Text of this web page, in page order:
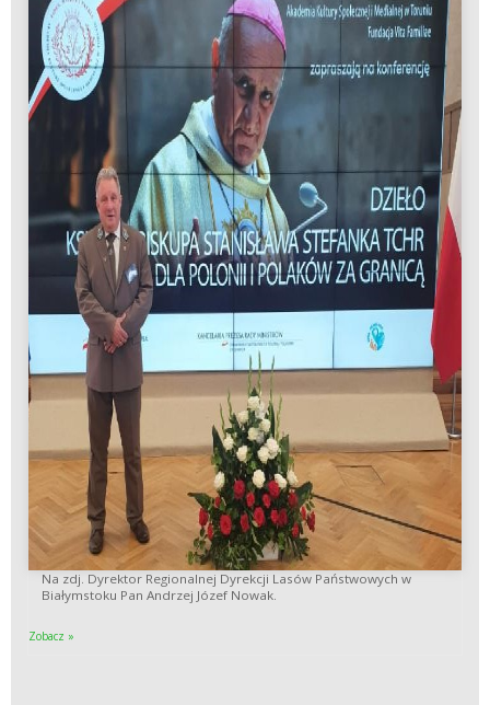
Na zdj. Dyrektor Regionalnej Dyrekcji Lasów Państwowych w
Białymstoku Pan Andrzej Józef Nowak.
Zobacz »